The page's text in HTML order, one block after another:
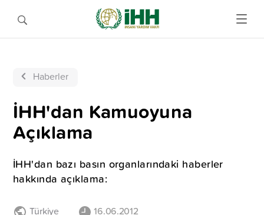
Haberler
İHH'dan Kamuoyuna
Açıklama
İHH'dan bazı basın organlarındaki haberler
hakkında açıklama:
Türkiye 16.06.2012